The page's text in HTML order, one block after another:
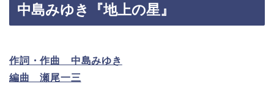
中島みゆき『地上の星』
作詞・作曲 中島みゆき
編曲 瀬尾一三